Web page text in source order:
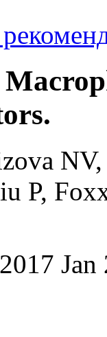
P,
2017